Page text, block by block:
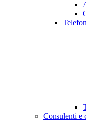
Consulenti e